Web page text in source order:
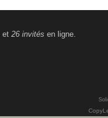
et 26 invités en ligne.